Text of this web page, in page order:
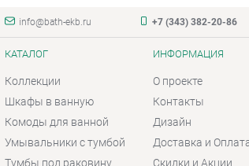
info@bath-ekb.ru +7 (343) 382-20-86
КАТАЛОГ
Коллекции
Шкафы в ванную
Комоды для ванной
Умывальники с тумбой
Тумбы под раковину
ИНФОРМАЦИЯ
О проекте
Контакты
Дизайн
Доставка и
Скидки и Акции